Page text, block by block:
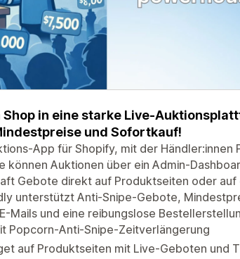
in eine starke Live-
und Sofortkauf!
App für Shopify, mit der
können Auktionen über ein Admin-
Gebote direkt auf Produktseiten oder
unterstützt Anti-Snipe-Gebote,
Mails und eine reibungslose
Popcorn-Anti-Snipe-Zeitverlängerung
auf Produktseiten mit Live-Geboten und